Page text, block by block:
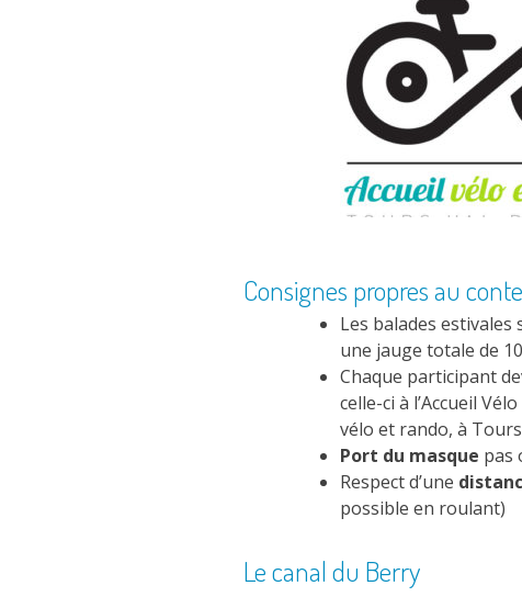
Consignes propres au
Les balades estivales
une jauge totale de
Chaque participant
celle-ci à l’Accueil
vélo et rando, à
Port du masque pas
Respect d’une
possible en roulant)
Le canal du Berry